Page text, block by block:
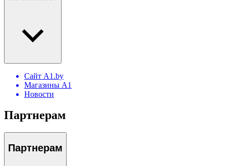
Сайт A1.by
Магазины А1
Новости
Партнерам
Партнерам